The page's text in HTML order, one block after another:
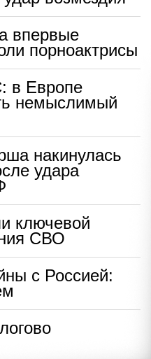
впервые
порноактрисы
в Европе
немыслимый
накинулась
удара
ключевой
СВО
с Россией: